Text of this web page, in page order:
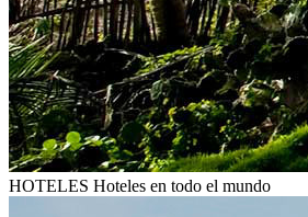
HOTELES Hoteles en todo el mundo